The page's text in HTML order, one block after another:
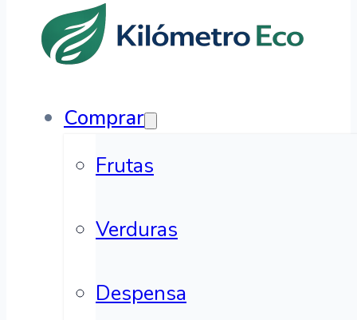
Comprar
Frutas
Verduras
Despensa